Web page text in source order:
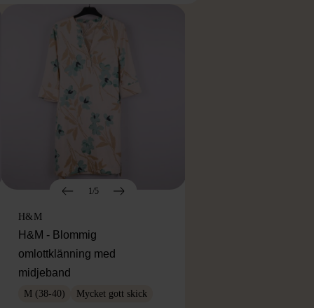
1/5
H&M
H&M - Blommig
omlottklänning med
midjeband
M (38-40) Mycket gott skick